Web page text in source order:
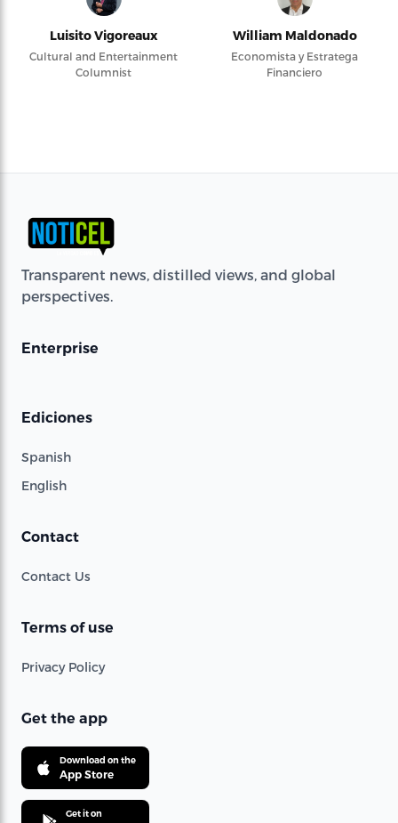
Luisito Vigoreaux
Cultural and Entertainment
Columnist
William Maldonado
Economista y Estratega
Financiero
Transparent news, distilled views, and global
perspectives.
Enterprise
Ediciones
Spanish
English
Contact
Contact Us
Terms of use
Privacy Policy
Get the app
Download on the
App Store
Get it on